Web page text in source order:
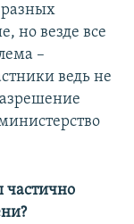
но везде все
–
ведь не
частично